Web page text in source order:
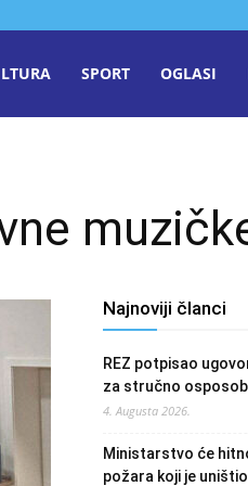
SPORT OGLASI
Najnoviji članci
REZ potpisao
za stručno
4. Augusta 2026.
Ministarstvo će
požara koji je